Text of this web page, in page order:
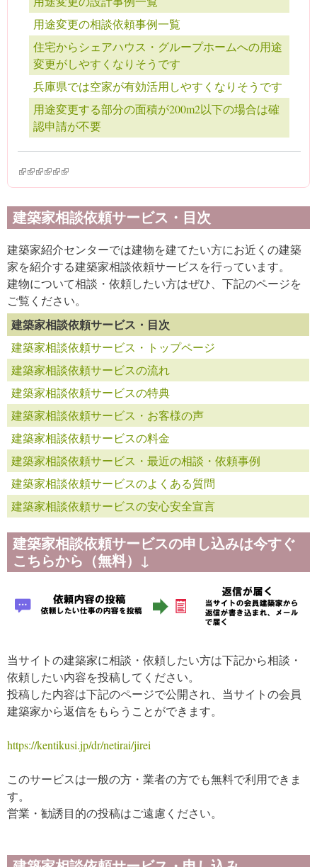
用途変更の相談依頼事例一覧
住宅からシェアハウス・グループホームへの用途
変更がしやすくなりそうです
兵庫県では空家が有効活用しやすくなりそうです
用途変更する部分の面積が200m2以下の場合は確
認申請が不要
(link is external)
(link is external)
(link is external)
(link is external)
(link is external)
(link is external)
建築家相談依頼サービス・目次
建築家紹介センターでは建物を建てたい方にお近くの建築
家を紹介する建築家相談依頼サービスを行っています。
建物について相談・依頼したい方はぜひ、下記のページを
ご覧ください。
建築家相談依頼サービス・目次
建築家相談依頼サービス・トップページ
建築家相談依頼サービスの流れ
建築家相談依頼サービスの特典
建築家相談依頼サービス・お客様の声
建築家相談依頼サービスの料金
建築家相談依頼サービス・最近の相談・依頼事例
建築家相談依頼サービスのよくある質問
建築家相談依頼サービスの安心安全宣言
建築家相談依頼サービスの申し込みは今すぐ
こちらから（無料）↓
当サイトの建築家に相談・依頼したい方は下記から相談・
依頼したい内容を投稿してください。
投稿した内容は下記のページで公開され、当サイトの会員
建築家から返信をもらうことができます。
https://kentikusi.jp/dr/netirai/jirei
このサービスは一般の方・業者の方でも無料で利用できま
す。
営業・勧誘目的の投稿はご遠慮ください。